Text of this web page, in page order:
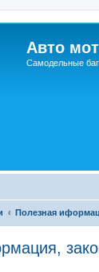
Авто
Самодельные
Полезная